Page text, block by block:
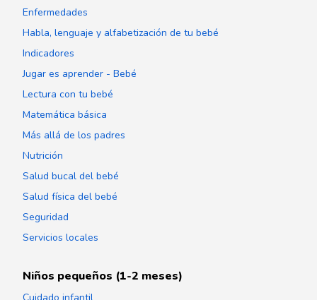
Enfermedades
Habla, lenguaje y alfabetización de tu bebé
Indicadores
Jugar es aprender - Bebé
Lectura con tu bebé
Matemática básica
Más allá de los padres
Nutrición
Salud bucal del bebé
Salud física del bebé
Seguridad
Servicios locales
Niños pequeños (1-2 meses)